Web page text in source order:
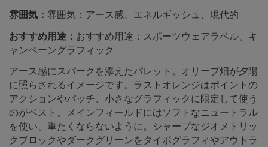
雰囲気： 雰囲気：アース感、エネルギッシュ、現代的
おすすめ用途： おすすめ用途：スポーツウェアラベル、キ
ャンペーングラフィック
アース感にスパークを添えたパレット。オリーブ畑が夕陽
に照らされるイメージです。ラストオレンジはポイントの
アクションやパッチ、小さなグラフィックに限定して使う
のがベスト。メインフィールドにはソフトなニュートラル
を使い、重たくならないように。シャープなジオメトリッ
クブロックやダークグリーンをタイポグラフィやアウトラ